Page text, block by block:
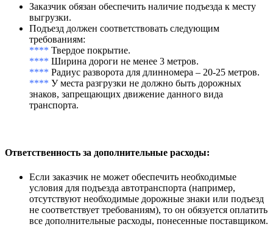
Заказчик обязан обеспечить наличие подъезда к месту
выгрузки.
Подъезд должен соответствовать следующим
требованиям:
**** Твердое покрытие.
**** Ширина дороги не менее 3 метров.
**** Радиус разворота для длинномера – 20-25 метров.
**** У места разгрузки не должно быть дорожных
знаков, запрещающих движение данного вида
транспорта.
Ответственность за дополнительные расходы:
Если заказчик не может обеспечить необходимые
условия для подъезда автотранспорта (например,
отсутствуют необходимые дорожные знаки или подъезд
не соответствует требованиям), то он обязуется оплатить
все дополнительные расходы, понесенные поставщиком.